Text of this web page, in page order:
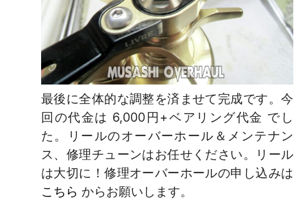
最後に全体的な調整を済ませて完成です。今
回の代金は 6,000円+ベアリング代金 でし
た。リールのオーバーホール＆メンテナン
ス、修理チューンはお任せください。リール
は大切に！修理オーバーホールの申し込みは
こちら からお願いします。